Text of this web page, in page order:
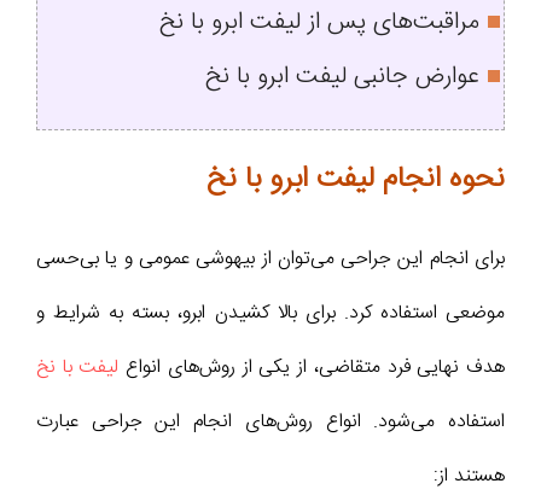
مراقبت‌های پس از لیفت ابرو با نخ
عوارض جانبی لیفت ابرو با نخ
نحوه انجام لیفت ابرو با نخ
برای انجام این جراحی می‌توان از بیهوشی عمومی و یا بی‌حسی
موضعی استفاده کرد. برای بالا کشیدن ابرو، بسته به شرایط و
هدف نهایی فرد متقاضی، از یکی از روش‌های انواع لیفت با نخ
استفاده می‌شود. انواع روش‌های انجام این جراحی عبارت
هستند از: